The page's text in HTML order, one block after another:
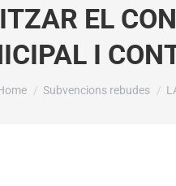
EL
I
are here:Subvencions rebudes